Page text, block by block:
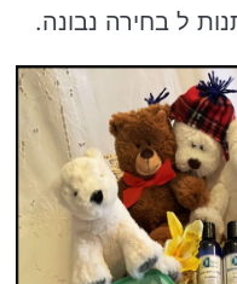
ל בחירה נבונה.